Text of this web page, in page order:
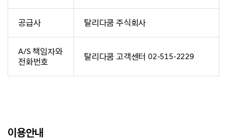
공급사 탈리다쿰 주식회사
A/S 책임자와
전화번호
탈리다쿰 고객센터 02-515-2229
이용안내